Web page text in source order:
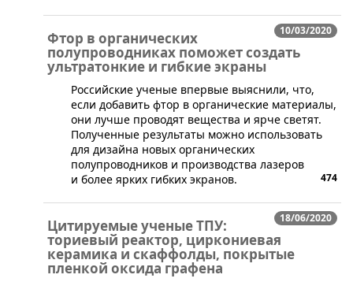
10/03/2020
Фтор в органических
полупроводниках поможет создать
ультратонкие и гибкие экраны
Российские ученые впервые выяснили, что,
если добавить фтор в органические материалы,
они лучше проводят вещества и ярче светят.
Полученные результаты можно использовать
для дизайна новых органических
полупроводников и производства лазеров
и более ярких гибких экранов.
474
18/06/2020
Цитируемые ученые ТПУ:
ториевый реактор, циркониевая
керамика и скаффолды, покрытые
пленкой оксида графена